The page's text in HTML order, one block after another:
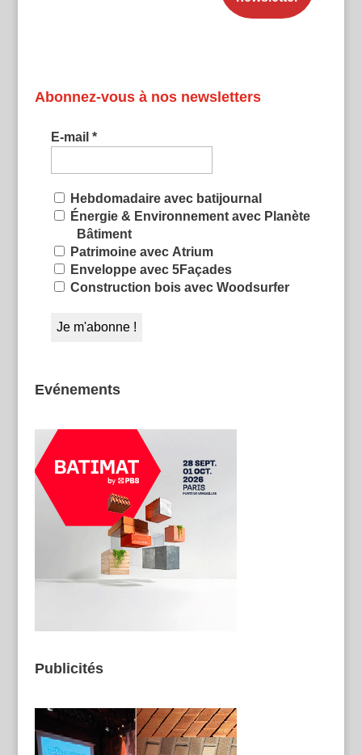
Abonnez-vous à nos newsletters
E-mail *
Hebdomadaire avec batijournal
Énergie & Environnement avec Planète
Bâtiment
Patrimoine avec Atrium
Enveloppe avec 5Façades
Construction bois avec Woodsurfer
Evénements
Publicités